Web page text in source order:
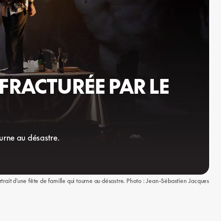
PAR LE
au désastre.
d'une fête de famille qui tourne au désastre. Photo : Jean-Sébastien Jacques